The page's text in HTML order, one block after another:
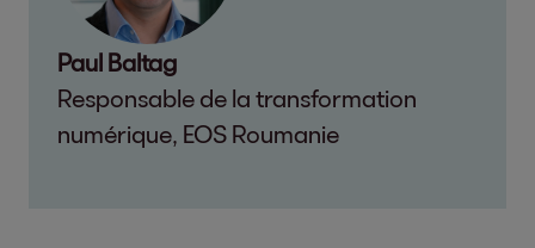
Paul Baltag
Responsable de la transformation
numérique, EOS Roumanie